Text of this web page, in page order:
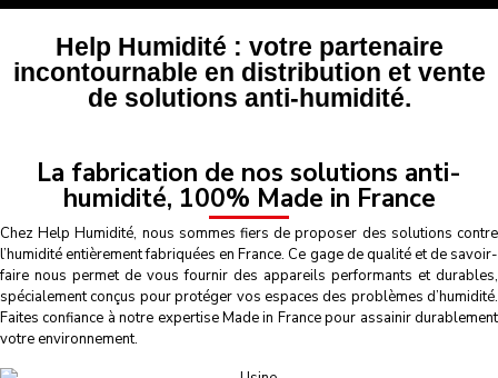
Help Humidité : votre partenaire
incontournable en distribution et vente
de solutions anti-humidité.
La fabrication de nos solutions anti-
humidité, 100% Made in France
Chez Help Humidité, nous sommes fiers de proposer des solutions contre
l’humidité entièrement fabriquées en France. Ce gage de qualité et de savoir-
faire nous permet de vous fournir des appareils performants et durables,
spécialement conçus pour protéger vos espaces des problèmes d’humidité.
Faites confiance à notre expertise Made in France pour assainir durablement
votre environnement.